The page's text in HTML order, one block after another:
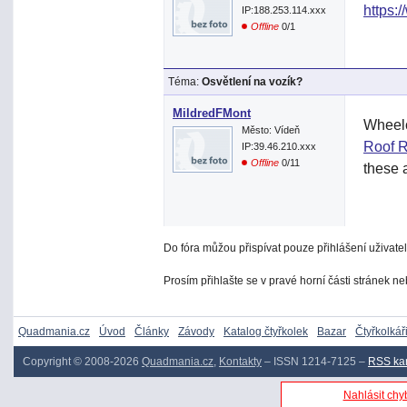
IP:188.253.114.xxx
Offline 0/1
Téma: Osvětlení na vozík?
MildredFMont
Město: Vídeň
IP:39.46.210.xxx
Offline 0/11
Roof
these
Do fóra můžou přispívat pouze přihlášení
Prosím přihlašte se v pravé horní části stránek
Quadmania.cz Úvod Články Závody Katalog čtyřkolek Bazar Čtyřkolkáři
Copyright © 2008-2026 Quadmania.cz, Kontakty – ISSN 1214-7125 – RSS
Nahlásit